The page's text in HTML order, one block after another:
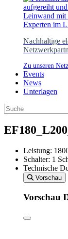
Experten im
Nachhaltige
Zu unseren
Events
News
Unterlagen
Leistung:
Schalter: 1
Technische
Vorschau
Vorschau